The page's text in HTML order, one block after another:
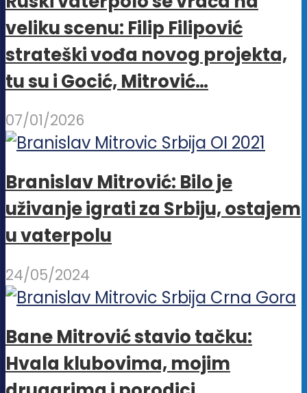
veliku scenu: Filip Filipović
strateški vođa novog projekta,
tu su i Gocić, Mitrović…
07/01/2026
Branislav Mitrović: Bilo je
uživanje igrati za Srbiju, ostajem
u vaterpolu
24/05/2024
Bane Mitrović stavio tačku:
Hvala klubovima, mojim